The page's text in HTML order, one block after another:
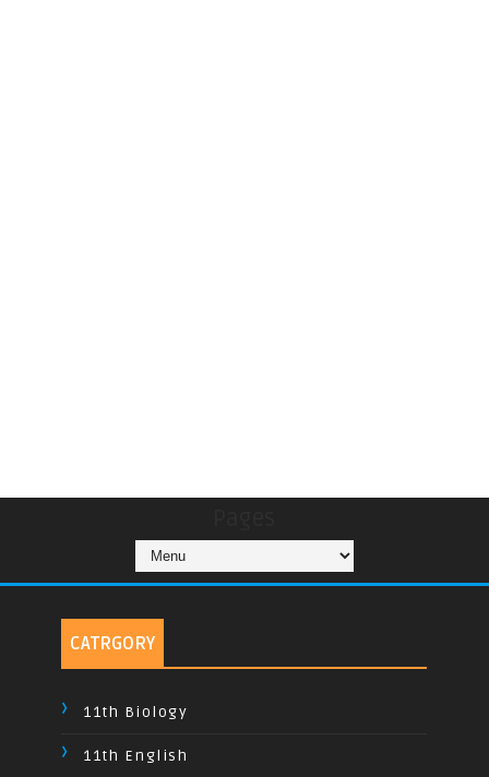
CATRGORY
11th Biology
11th English